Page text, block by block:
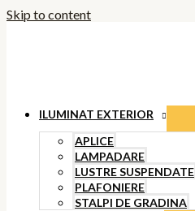
Skip to content
ILUMINAT EXTERIOR
APLICE
LAMPADARE
LUSTRE SUSPENDATE
PLAFONIERE
STALPI DE GRADINA